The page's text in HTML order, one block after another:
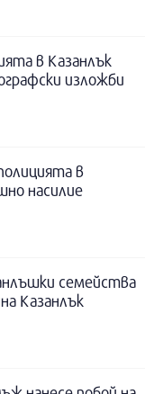
в Казанлък
изложби
в
насилие
семейства
Казанлък